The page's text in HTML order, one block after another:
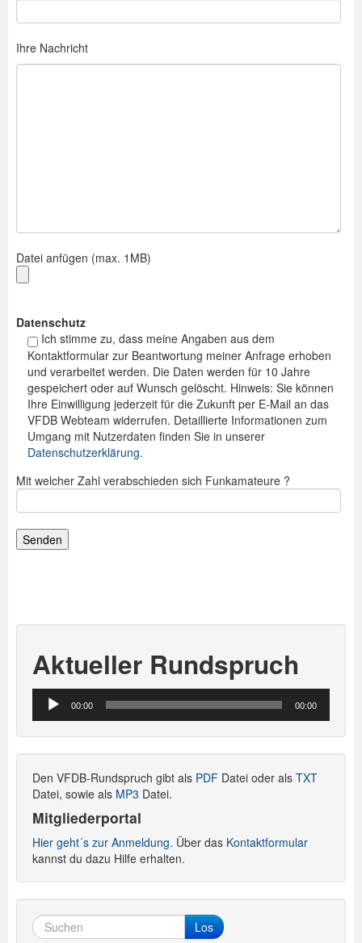
Ihre Nachricht
Datei anfügen (max. 1MB)
Datenschutz
Ich stimme zu, dass meine Angaben aus dem
Kontaktformular zur Beantwortung meiner Anfrage erhoben
und verarbeitet werden. Die Daten werden für 10 Jahre
gespeichert oder auf Wunsch gelöscht. Hinweis: Sie können
Ihre Einwilligung jederzeit für die Zukunft per E-Mail an das
VFDB Webteam widerrufen. Detaillierte Informationen zum
Umgang mit Nutzerdaten finden Sie in unserer
Datenschutzerklärung.
Mit welcher Zahl verabschieden sich Funkamateure ?
Aktueller Rundspruch
Audio-
Player
00:00 00:00
Den VFDB-Rundspruch gibt als PDF Datei oder als TXT
Datei, sowie als MP3 Datei.
Mitgliederportal
Hier geht´s zur Anmeldung. Über das Kontaktformular
kannst du dazu Hilfe erhalten.
Los